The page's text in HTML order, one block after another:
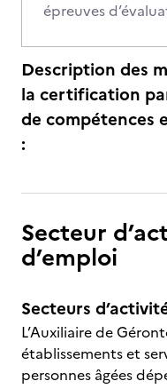
épreuves
Description des
la certification
de compétences
:
Secteur
d’emploi
Secteurs
L’Auxiliaire de
établissements et
personnes âgées